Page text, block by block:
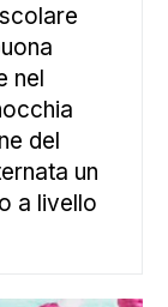
nel
del
un
a livello